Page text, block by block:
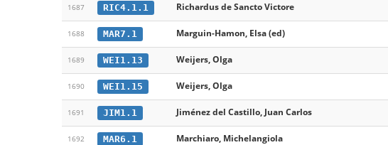
1687 RIC4.1.1 Richardus de Sancto Victore
1688 MAR7.1 Marguin-Hamon, Elsa (ed)
1689 WEI1.13 Weijers, Olga
1690 WEI1.15 Weijers, Olga
1691 JIM1.1 Jiménez del Castillo, Juan Carlos
1692 MAR6.1 Marchiaro, Michelangiola